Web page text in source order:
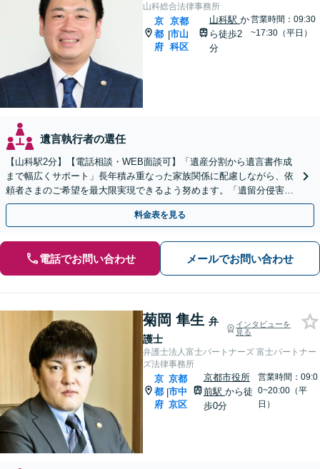
山科総合法律事務所
京
都
府
|
京都
市山
科区
山科駅 か
ら徒歩2
分
営業時間：09:30
~17:30（平日）
遺言執行者の選任
【山科駅2分】【電話相談・WEB面談可】「遺産分割から遺言書作成
まで幅広くサポート」長年積み重なった家族関係に配慮しながら、依
頼者さまのご希望を最大限実現できるよう努めます。「遺留分侵害額
請求／相続放棄／不動産・株式の相続／年金分割ほか」
料金表を見る
電話でお問い合わせ メールでお問い合わせ
菊岡 隼生 弁
護士
インタビューを
見る
弁護士法人富士パートナーズ 富士パートナー
ズ法律事務所
京
都
府
|
京都
市中
京区
京都市役所
前駅 から徒
歩0分
営業時間：09:0
0~20:00（平
日）